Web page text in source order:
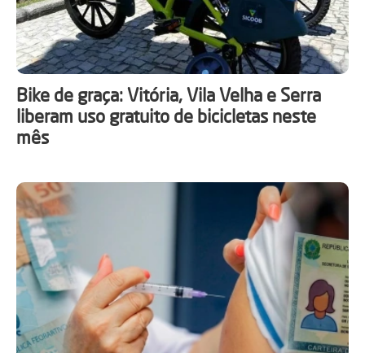
Bike de graça: Vitória, Vila Velha e Serra
liberam uso gratuito de bicicletas neste
mês